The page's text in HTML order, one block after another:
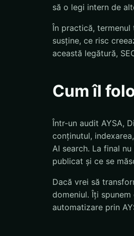
să o legi intern de
În practică,
susține, ce risc
această legătură,
Cum îl
Într-un audit AYSA,
conținutul,
AI search. La final
publicat și ce se
Dacă vrei să
domeniul. Îți
automatizare prin